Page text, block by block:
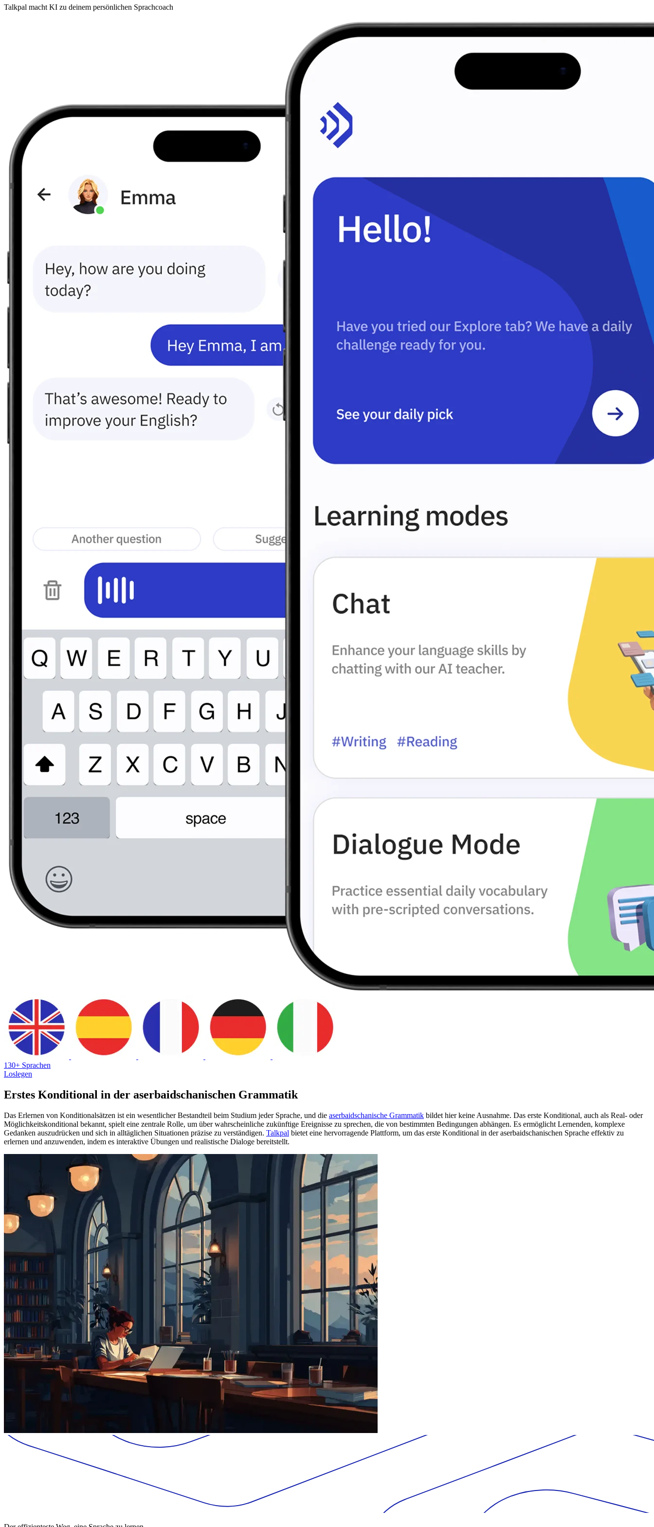
Talkpal macht KI zu deinem persönlichen Sprachcoach
130+ Sprachen
Loslegen
Erstes Konditional in der aserbaidschanischen Grammatik
Das Erlernen von Konditionalsätzen ist ein wesentlicher Bestandteil beim Studium jeder Sprache, und die aserbaidschanische Grammatik bildet hier keine Ausnahme. Das erste Konditional, auch als Real- oder
Möglichkeitskonditional bekannt, spielt eine zentrale Rolle, um über wahrscheinliche zukünftige Ereignisse zu sprechen, die von bestimmten Bedingungen abhängen. Es ermöglicht Lernenden, komplexe
Gedanken auszudrücken und sich in alltäglichen Situationen präzise zu verständigen. Talkpal bietet eine hervorragende Plattform, um das erste Konditional in der aserbaidschanischen Sprache effektiv zu
erlernen und anzuwenden, indem es interaktive Übungen und realistische Dialoge bereitstellt.